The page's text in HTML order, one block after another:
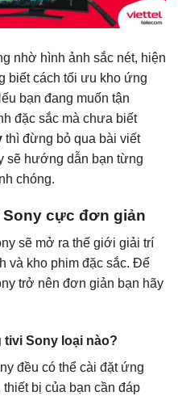
nhờ hình ảnh sắc nét, hiện
biết cách tối ưu kho ứng
bạn đang muốn tận
đặc sắc mà chưa biết
thì đừng bỏ qua bài viết
sẽ hướng dẫn bạn từng
chóng.
Sony cực đơn giản
sẽ mở ra thế giới giải trí
và kho phim đặc sắc. Để
trở nên đơn giản bạn hãy
Sony loại nào?
đều có thể cài đặt ứng
bị của bạn cần đáp